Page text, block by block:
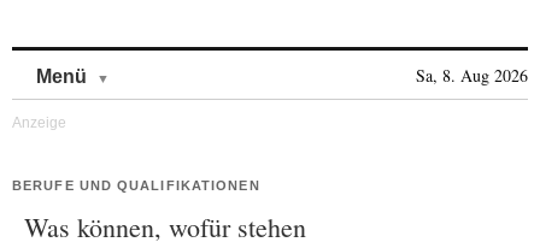
Menü Sa, 8. Aug 2026
BERUFE UND QUALIFIKATIONEN
Was können, wofür stehen